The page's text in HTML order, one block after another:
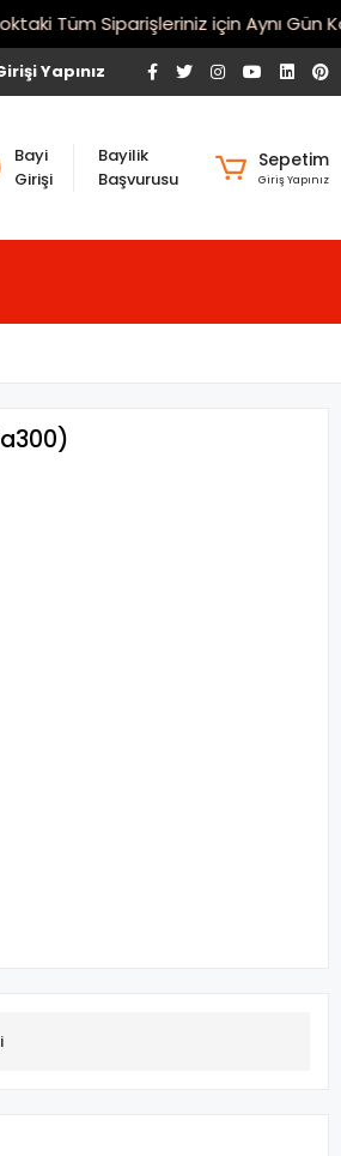
Tüm Siparişleriniz için Aynı Gün
Yapınız
Bayi
Girişi
Bayilik
Başvurusu
Sepetim
Giriş Yapınız